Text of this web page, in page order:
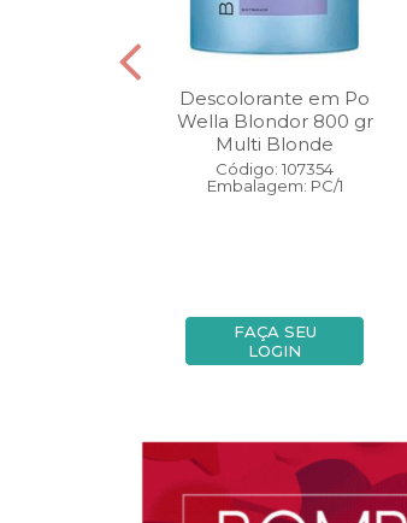
Descolorante em Po
Wella Blondor 800 gr
Multi Blonde
Código: 107354
Embalagem: PC/1
FAÇA SEU
LOGIN